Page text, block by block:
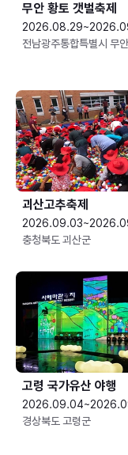
무안 황토 갯벌축제
전남광주통합특별시 무
괴산고추축제
충청북도 괴산군
고령 국가유산 야행
경상북도 고령군